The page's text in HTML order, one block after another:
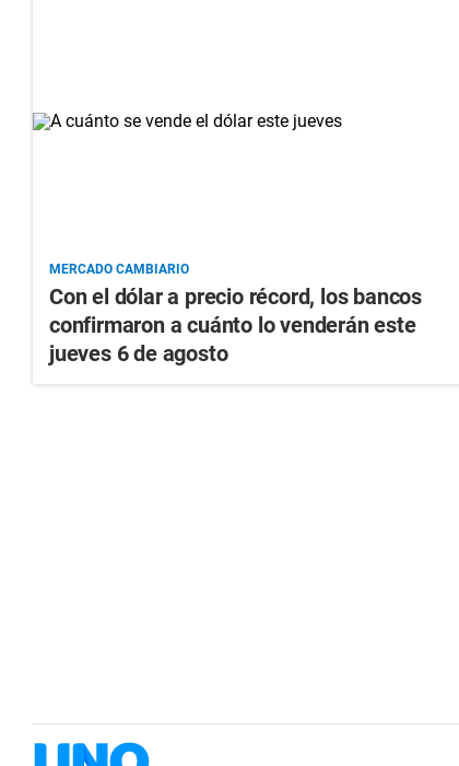
MERCADO CAMBIARIO
Con el dólar a precio récord, los bancos
confirmaron a cuánto lo venderán este
jueves 6 de agosto